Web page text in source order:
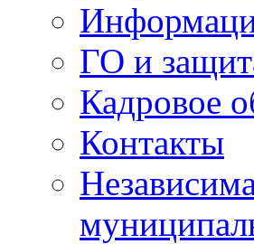
ГО и
Кадровое
Контакты